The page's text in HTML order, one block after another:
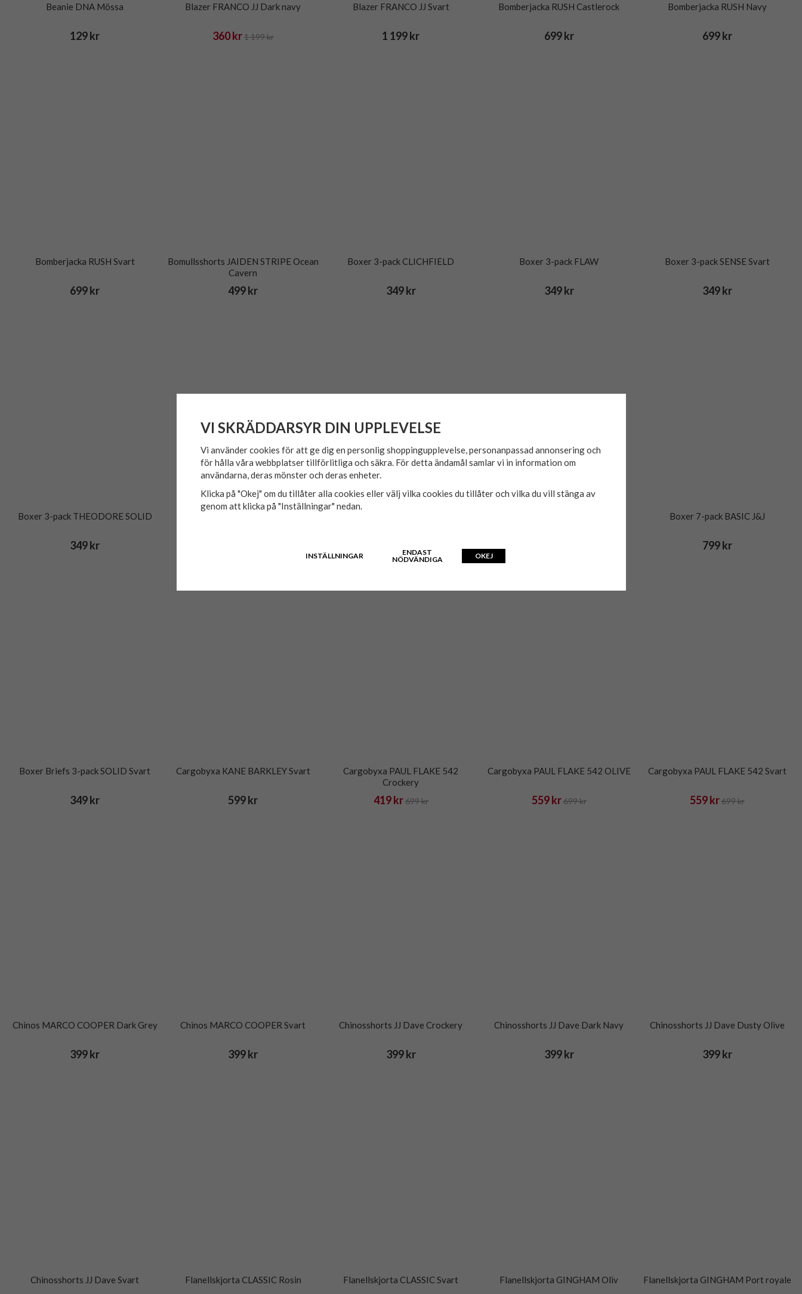
Beanie DNA Mössa
129 kr
Blazer FRANCO JJ Dark navy
360 kr1 199 kr
Blazer FRANCO JJ Svart
1 199 kr
Bomberjacka RUSH Castlerock
699 kr
Bomberjacka RUSH Navy
699 kr
Bomberjacka RUSH Svart
699 kr
Bomullsshorts JAIDEN STRIPE Ocean
Cavern
499 kr
Boxer 3-pack CLICHFIELD
349 kr
Boxer 3-pack FLAW
349 kr
Boxer 3-pack SENSE Svart
349 kr
Boxer 3-pack THEODORE SOLID
349 kr
Boxer 7-pack BASIC J&J
799 kr
Boxer Briefs 3-pack SOLID Svart
349 kr
Cargobyxa KANE BARKLEY Svart
599 kr
Cargobyxa PAUL FLAKE 542
Crockery
419 kr699 kr
Cargobyxa PAUL FLAKE 542 OLIVE
559 kr699 kr
Cargobyxa PAUL FLAKE 542 Svart
559 kr 699 kr
Chinos MARCO COOPER Dark Grey
399 kr
Chinos MARCO COOPER Svart
399 kr
Chinosshorts JJ Dave Crockery
399 kr
Chinosshorts JJ Dave Dark Navy
399 kr
Chinosshorts JJ Dave Dusty Olive
399 kr
Chinosshorts JJ Dave Svart Flanellskjorta CLASSIC Rosin Flanellskjorta CLASSIC Svart Flanellskjorta GINGHAM Oliv Flanellskjorta GINGHAM Port royale
VI SKRÄDDARSYR DIN UPPLEVELSE
Vi använder cookies för att ge dig en personlig shoppingupplevelse, personanpassad annonsering och
för hålla våra webbplatser tillförlitliga och säkra. För detta ändamål samlar vi in information om
användarna, deras mönster och deras enheter.
Klicka på "Okej" om du tillåter alla cookies eller välj vilka cookies du tillåter och vilka du vill stänga av
genom att klicka på "Inställningar" nedan.
INSTÄLLNINGAR
ENDAST
NÖDVÄNDIGA
OKEJ